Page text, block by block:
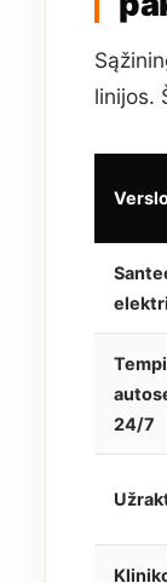
linijos.
24/7